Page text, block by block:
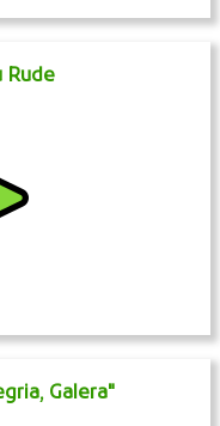
Rude
Galera"